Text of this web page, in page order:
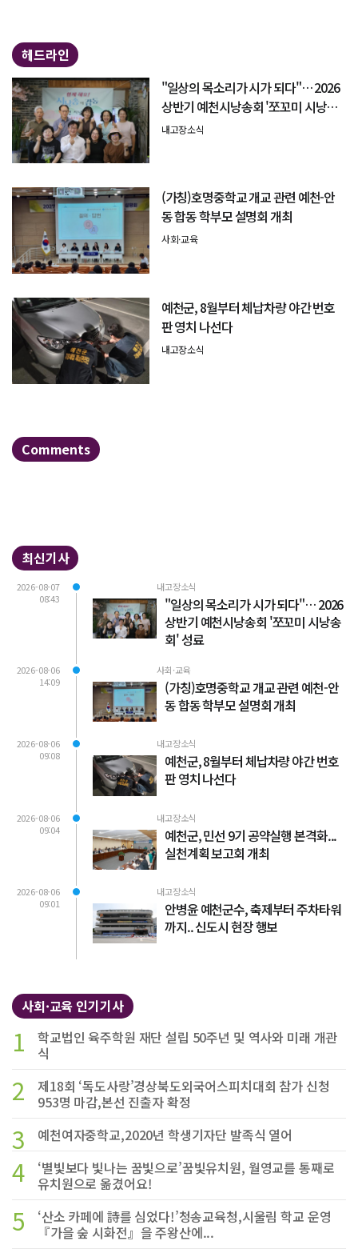
헤드라인
"일상의 목소리가 시가 되다"… 2026
상반기 예천시낭송회 '쪼꼬미 시낭송
회' 성료
내고장소식
(가칭)호명중학교 개교 관련 예천-안
동 합동 학부모 설명회 개최
사회·교육
예천군, 8월부터 체납차량 야간 번호
판 영치 나선다
내고장소식
Comments
최신기사
2026-08-07
08:43
내고장소식
"일상의 목소리가 시가 되다"… 2026
상반기 예천시낭송회 '쪼꼬미 시낭송
회' 성료
2026-08-06
14:09
사회·교육
(가칭)호명중학교 개교 관련 예천-안
동 합동 학부모 설명회 개최
2026-08-06
09:08
내고장소식
예천군, 8월부터 체납차량 야간 번호
판 영치 나선다
2026-08-06
09:04
내고장소식
예천군, 민선 9기 공약실행 본격화...
실천계획 보고회 개최
2026-08-06
09:01
내고장소식
안병윤 예천군수, 축제부터 주차타워
까지.. 신도시 현장 행보
사회·교육 인기기사
1
학교법인 육주학원 재단 설립 50주년 및 역사와 미래 개관
식
2
제18회 ‘독도사랑’경상북도외국어스피치대회 참가 신청
953명 마감,본선 진출자 확정
3 예천여자중학교,2020년 학생기자단 발족식 열어
4
‘별빛보다 빛나는 꿈빛으로’꿈빛유치원, 월영교를 통째로
유치원으로 옮겼어요!
5
‘산소 카페에 詩를 심었다!’청송교육청,시울림 학교 운영
『가을 숲 시화전』을 주왕산에...